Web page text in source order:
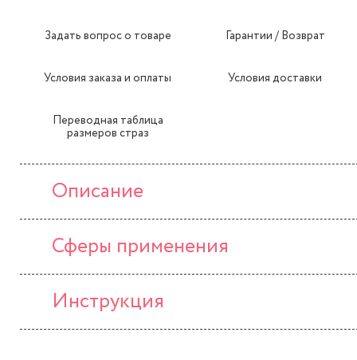
Задать вопрос о товаре Гарантии / Возврат
Условия заказа и оплаты Условия доставки
Переводная таблица
размеров страз
Описание
Сферы применения
Инструкция